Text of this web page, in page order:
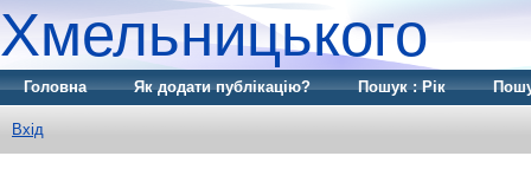
Хмельницького
Головна Як додати публікацію? Пошук : Рік
Вхід